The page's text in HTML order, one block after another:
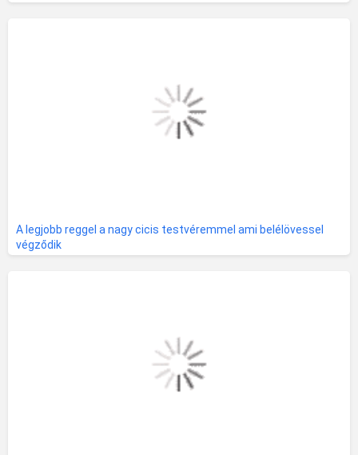
A legjobb reggel a nagy cicis testvéremmel ami belélövessel
végződik